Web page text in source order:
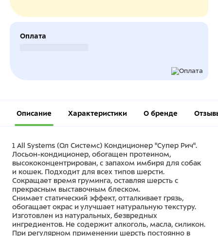
Оплата
Описание Характеристики О бренде
1 All Systems (Ол Системс) Кондиционер "Супер Рич".
Лосьон-кондиционер, обогащен протеином,
высококонцентрирован, с запахом имбиря для собак
и кошек. Подходит для всех типов шерсти.
Сокращает время груминга, оставляя шерсть с
прекрасным выставочным блеском.
Снимает статический эффект, отталкивает грязь,
обогащает окрас и улучшает натуральную текстуру.
Изготовлен из натуральных, безвредных
ингредиентов. Не содержит алкоголь, масла, силикон.
При регулярном применении шерсть постоянно в